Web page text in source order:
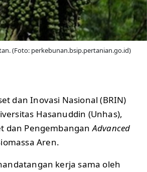
(Foto: perkebunan.bsip.pertanian.go.id)
dan Inovasi Nasional (BRIN)
Hasanuddin (Unhas),
dan PengembanganAdvanced
Aren.
kerja sama oleh